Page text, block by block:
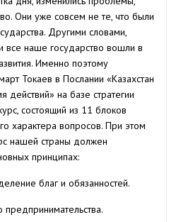
Они уже совсем не те, что были
Другими словами,
все наше государство вошли в
Именно поэтому
Токаев в Послании «Казахстан
действий» на базе стратегии
состоящий из 11 блоков
характера вопросов. При этом
нашей страны должен
принципах:
благ и обязанностей.